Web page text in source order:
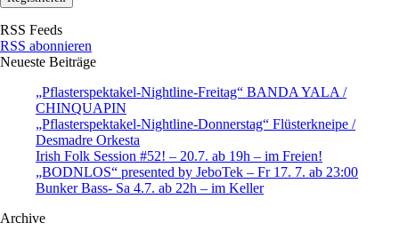
RSS Feeds
RSS abonnieren
Neueste Beiträge
„Pflasterspektakel-Nightline-Freitag“ BANDA YALA /
CHINQUAPIN
„Pflasterspektakel-Nightline-Donnerstag“ Flüsterkneipe /
Desmadre Orkesta
Irish Folk Session #52! – 20.7. ab 19h – im Freien!
„BODNLOS“ presented by JeboTek – Fr 17. 7. ab 23:00
Bunker Bass- Sa 4.7. ab 22h – im Keller
Archive